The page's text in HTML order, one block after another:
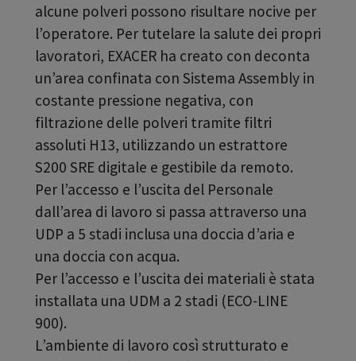
alcune polveri possono risultare nocive per
l’operatore. Per tutelare la salute dei propri
lavoratori, EXACER ha creato con deconta
un’area confinata con Sistema Assembly in
costante pressione negativa, con
filtrazione delle polveri tramite filtri
assoluti H13, utilizzando un estrattore
S200 SRE digitale e gestibile da remoto.
Per l’accesso e l’uscita del Personale
dall’area di lavoro si passa attraverso una
UDP a 5 stadi inclusa una doccia d’aria e
una doccia con acqua.
Per l’accesso e l’uscita dei materiali è stata
installata una UDM a 2 stadi (ECO-LINE
900).
L’ambiente di lavoro così strutturato e